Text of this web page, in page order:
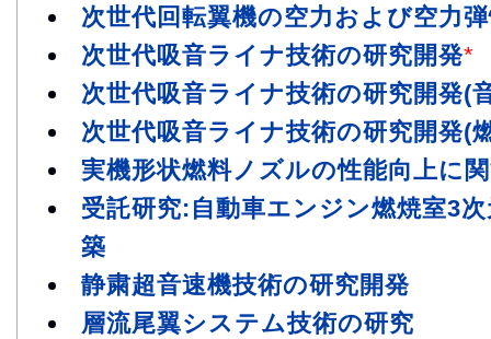
次世代回転翼機の空力および空力
次世代吸音ライナ技術の研究開発*
次世代吸音ライナ技術の研究開発(
次世代吸音ライナ技術の研究開発(
実機形状燃料ノズルの性能向上に
受託研究:自動車エンジン燃焼室3
築
静粛超音速機技術の研究開発
層流尾翼システム技術の研究